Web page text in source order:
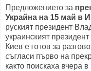
Предложението за
Украйна на 15 май в
руският президент
украинският
Киев е готов за
съгласи първо на
както поискаха вчера